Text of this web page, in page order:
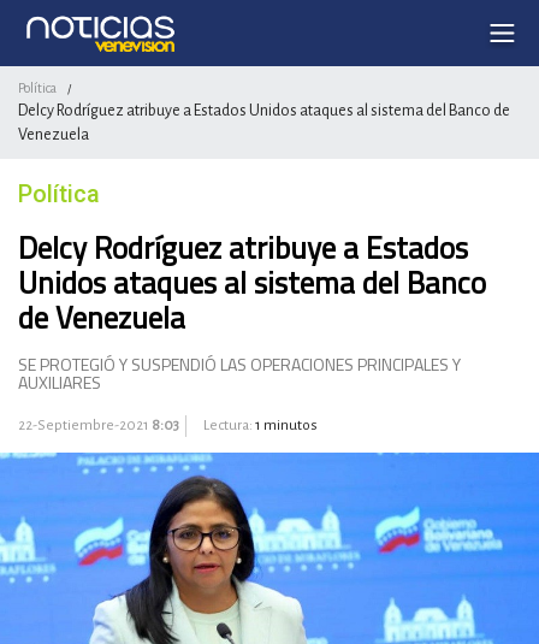
Política /
Delcy Rodríguez atribuye a Estados Unidos ataques al sistema del Banco de
Venezuela
Política
Delcy Rodríguez atribuye a Estados
Unidos ataques al sistema del Banco
de Venezuela
SE PROTEGIÓ Y SUSPENDIÓ LAS OPERACIONES PRINCIPALES Y
AUXILIARES
22-Septiembre-2021 8:03 Lectura: 1 minutos